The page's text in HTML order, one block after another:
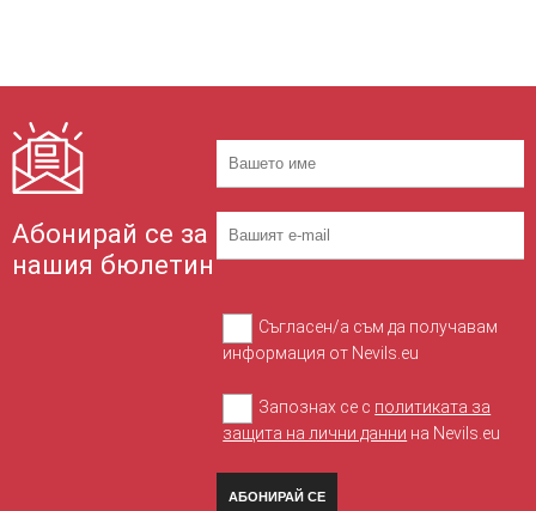
Абонирай се за
нашия бюлетин
Съгласен/а съм да получавам
информация от Nevils.eu
Запознах се с политиката за
защита на лични данни на Nevils.eu
АБОНИРАЙ СЕ